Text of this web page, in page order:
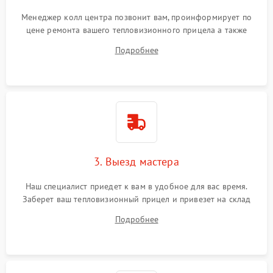
Менеджер колл центра позвонит вам, проинформирует по
цене ремонта вашего тепловизионного прицела а также
Подробнее
3. Выезд мастера
Наш специалист приедет к вам в удобное для вас время.
Заберет ваш тепловизионный прицел и привезет на склад
Подробнее